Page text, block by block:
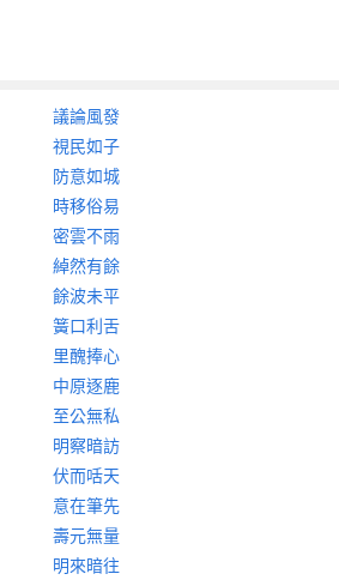
議論風發
視民如子
防意如城
時移俗易
密雲不雨
綽然有餘
餘波未平
簧口利舌
里醜捧心
中原逐鹿
至公無私
明察暗訪
伏而咶天
意在筆先
壽元無量
明來暗往